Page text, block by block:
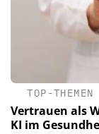
TOP-THEMEN
Vertrauen als
KI im